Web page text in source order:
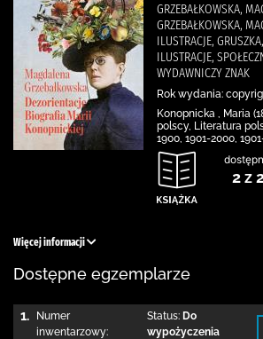
GRZEBAŁKOWSKA,
GRZEBAŁKOWSKA,
ILUSTRACJE,
ILUSTRACJE,
WYDAWNICZY ZNAK
Rok wydania:
Konopnicka , Maria
polscy, Literatura
1900, 1901-2000,
2 z
Więcej informacji
Dostępne egzemplarze
1.
Numer
inwentarzowy:
Status: Do
wypożyczenia